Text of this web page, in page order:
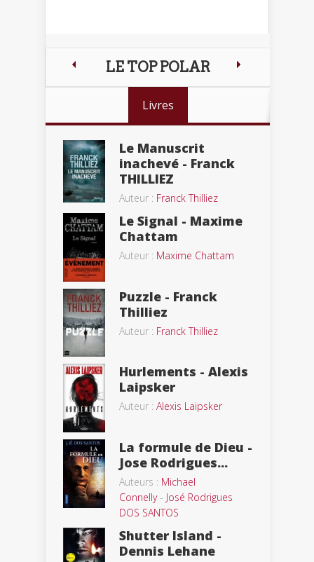
LE TOP POLAR
Livres
Le Manuscrit
inachevé - Franck
THILLIEZ
Auteur : Franck Thilliez
Le Signal - Maxime
Chattam
Auteur : Maxime Chattam
Puzzle - Franck
Thilliez
Auteur : Franck Thilliez
Hurlements - Alexis
Laipsker
Auteur : Alexis Laipsker
La formule de Dieu -
Jose Rodrigues...
Auteurs : Michael
Connelly- José Rodrigues
DOS SANTOS
Shutter Island -
Dennis Lehane